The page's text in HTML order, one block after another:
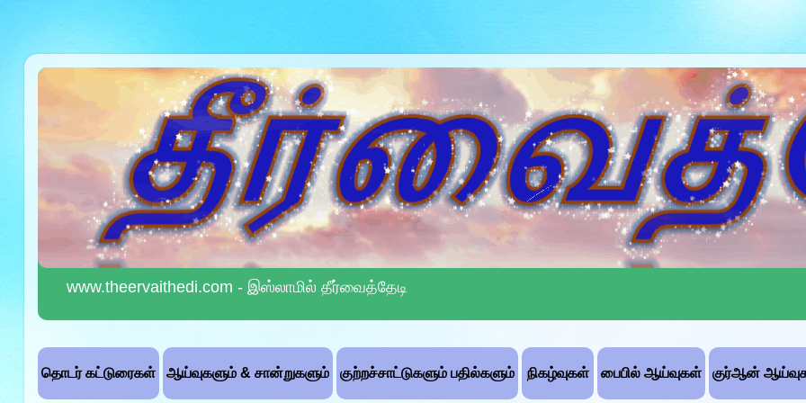
www.theervaithedi.com - இஸ்லாமில் தீர்வைத்தேடி
தொடர் கட்டுரைகள் ஆய்வுகளும் & சான்றுகளும் குற்றச்சாட்டுகளும் பதில்களும் நிகழ்வுகள் பைபில் ஆய்வுகள் குர்ஆன்